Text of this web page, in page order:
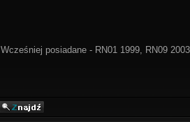
Wcześniej posiadane - RN01 1999, RN09